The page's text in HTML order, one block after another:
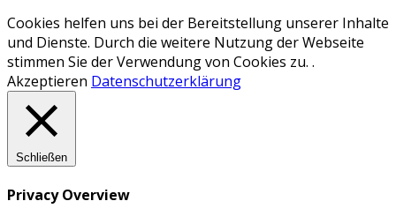
Cookies helfen uns bei der Bereitstellung unserer Inhalte
und Dienste. Durch die weitere Nutzung der Webseite
stimmen Sie der Verwendung von Cookies zu. .
Akzeptieren Datenschutzerklärung
Schließen
Privacy Overview